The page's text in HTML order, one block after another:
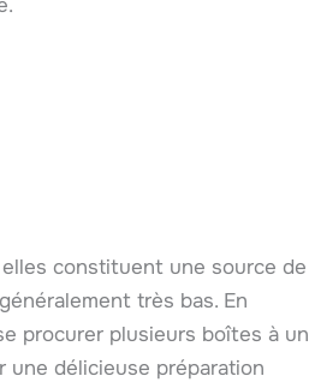
constituent une source de
très bas. En
procurer plusieurs boîtes à un
une délicieuse préparation